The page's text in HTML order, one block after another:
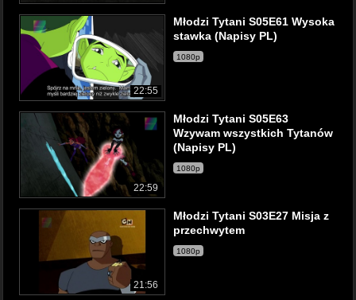
22:55
Młodzi Tytani S05E61 Wysoka
stawka (Napisy PL)
1080p
22:59
Młodzi Tytani S05E63
Wzywam wszystkich Tytanów
(Napisy PL)
1080p
21:56
Młodzi Tytani S03E27 Misja z
przechwytem
1080p